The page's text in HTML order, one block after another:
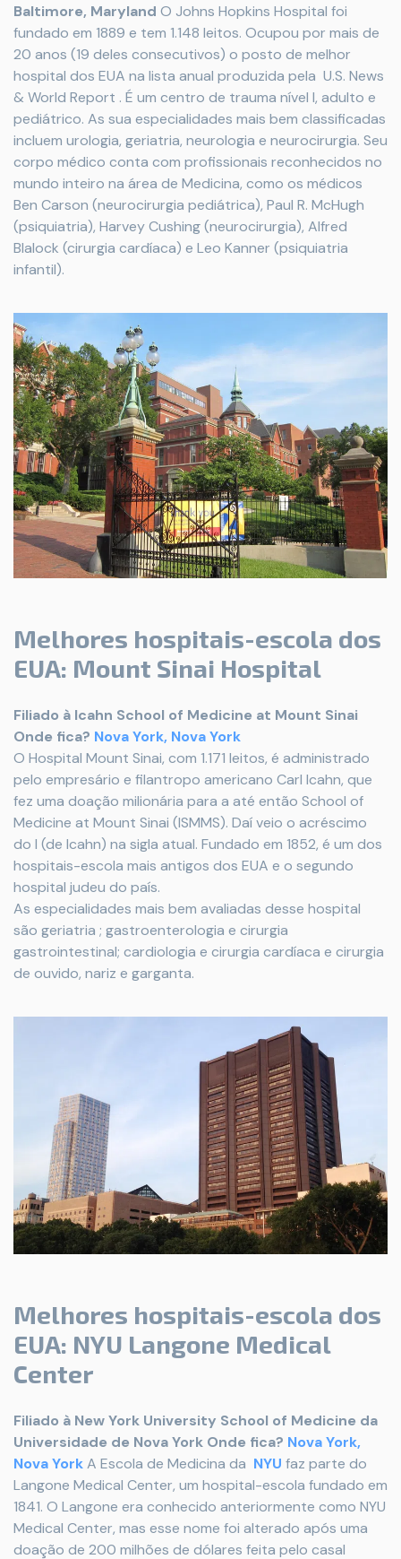
Baltimore, Maryland O Johns Hopkins Hospital foi
fundado em 1889 e tem 1.148 leitos. Ocupou por mais de
20 anos (19 deles consecutivos) o posto de melhor
hospital dos EUA na lista anual produzida pela U.S. News
& World Report . É um centro de trauma nível I, adulto e
pediátrico. As sua especialidades mais bem classificadas
incluem urologia, geriatria, neurologia e neurocirurgia. Seu
corpo médico conta com profissionais reconhecidos no
mundo inteiro na área de Medicina, como os médicos
Ben Carson (neurocirurgia pediátrica), Paul R. McHugh
(psiquiatria), Harvey Cushing (neurocirurgia), Alfred
Blalock (cirurgia cardíaca) e Leo Kanner (psiquiatria
infantil).
Melhores hospitais-escola dos
EUA: Mount Sinai Hospital
Filiado à Icahn School of Medicine at Mount Sinai
Onde fica? Nova York, Nova York
O Hospital Mount Sinai, com 1.171 leitos, é administrado
pelo empresário e filantropo americano Carl Icahn, que
fez uma doação milionária para a até então School of
Medicine at Mount Sinai (ISMMS). Daí veio o acréscimo
do I (de Icahn) na sigla atual. Fundado em 1852, é um dos
hospitais-escola mais antigos dos EUA e o segundo
hospital judeu do país.
As especialidades mais bem avaliadas desse hospital
são geriatria ; gastroenterologia e cirurgia
gastrointestinal; cardiologia e cirurgia cardíaca e cirurgia
de ouvido, nariz e garganta.
Melhores hospitais-escola dos
EUA: NYU Langone Medical
Center
Filiado à New York University School of Medicine da
Universidade de Nova York Onde fica? Nova York,
Nova YorkA Escola de Medicina da NYU faz parte do
Langone Medical Center, um hospital-escola fundado em
1841. O Langone era conhecido anteriormente como NYU
Medical Center, mas esse nome foi alterado após uma
doação de 200 milhões de dólares feita pelo casal